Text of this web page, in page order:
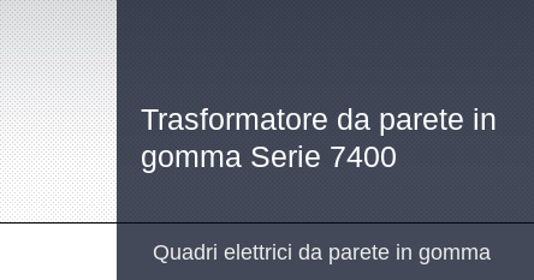
Trasformatore da parete in
gomma Serie 7400
Quadri elettrici da parete in gomma